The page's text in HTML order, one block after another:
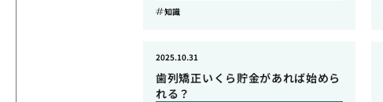
知識
歯列矯正いくら貯金があれば始めら
れる？
2025.10.31